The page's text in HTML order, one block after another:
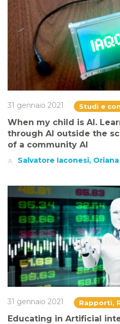
31 gennaio 2021 Studi e
When my child is AI.
through AI outside the
of a community AI
Salvatore Iaconesi,
31 gennaio 2021 Rapporti,
Educating in Artificial